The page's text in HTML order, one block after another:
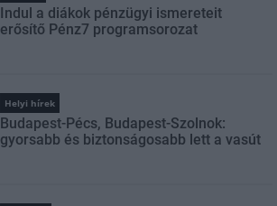
Indul a diákok pénzügyi ismereteit
erősítő Pénz7 programsorozat
Helyi hírek
Budapest-Pécs, Budapest-Szolnok:
gyorsabb és biztonságosabb lett a vasút